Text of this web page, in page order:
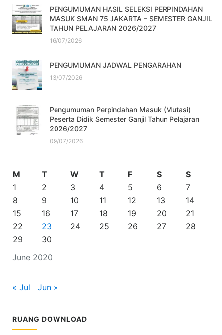
PENGUMUMAN HASIL SELEKSI PERPINDAHAN
MASUK SMAN 75 JAKARTA – SEMESTER GANJIL
TAHUN PELAJARAN 2026/2027
16/07/2026
PENGUMUMAN JADWAL PENGARAHAN
13/07/2026
Pengumuman Perpindahan Masuk (Mutasi)
Peserta Didik Semester Ganjil Tahun Pelajaran
2026/2027
09/07/2026
June 2020
M T W T F S
S
1
2 3 4 5 6
7
8
9 10 11 12 13
14
15
16 17 18 19 20
21
22
23 24 25 26 27
28
29
30
« Jul Jun »
RUANG DOWNLOAD